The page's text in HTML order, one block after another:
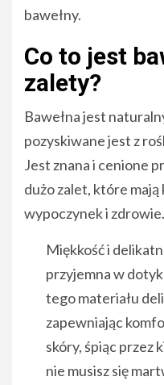
bawełny.
Co to jest
zalety?
Bawełna jest
pozyskiwane jest z
Jest znana i cenione
dużo zalet, które
wypoczynek i zdrowie.
Miękkość i
przyjemna w
tego materiału
zapewniając
skóry, śpiąc przez
nie musisz się